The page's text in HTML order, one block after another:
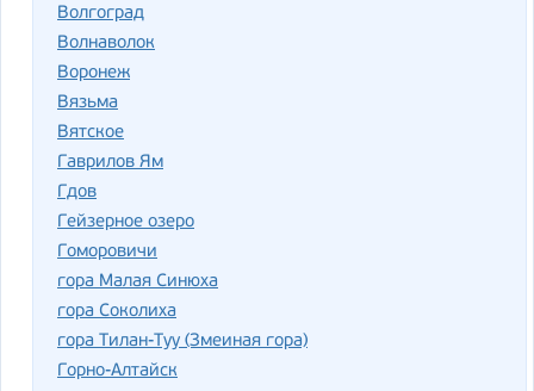
Волгоград
Волнаволок
Воронеж
Вязьма
Вятское
Гаврилов Ям
Гдов
Гейзерное озеро
Гоморовичи
гора Малая Синюха
гора Соколиха
гора Тилан-Туу (Змеиная гора)
Горно-Алтайск